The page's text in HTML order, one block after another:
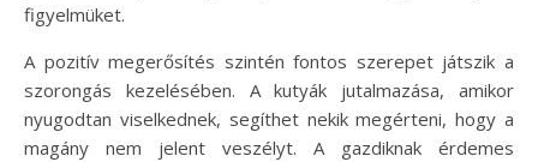
figyelmüket.
A pozitív megerősítés szintén fontos szerepet játszik a
szorongás kezelésében. A kutyák jutalmazása, amikor
nyugodtan viselkednek, segíthet nekik megérteni, hogy a
magány nem jelent veszélyt. A gazdiknak érdemes